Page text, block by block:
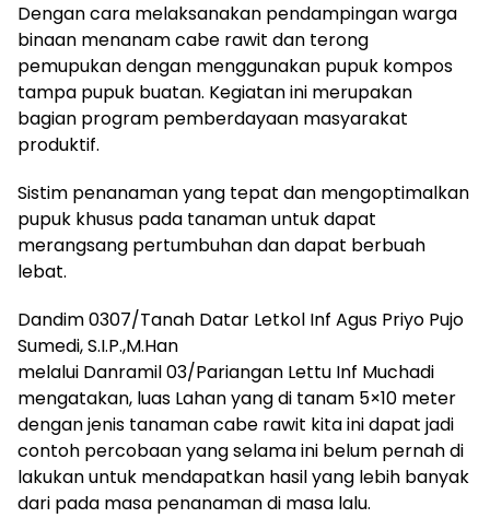
Dengan cara melaksanakan pendampingan warga
binaan menanam cabe rawit dan terong
pemupukan dengan menggunakan pupuk kompos
tampa pupuk buatan. Kegiatan ini merupakan
bagian program pemberdayaan masyarakat
produktif.
Sistim penanaman yang tepat dan mengoptimalkan
pupuk khusus pada tanaman untuk dapat
merangsang pertumbuhan dan dapat berbuah
lebat.
Dandim 0307/Tanah Datar Letkol Inf Agus Priyo Pujo
Sumedi, S.I.P.,M.Han
melalui Danramil 03/Pariangan Lettu Inf Muchadi
mengatakan, luas Lahan yang di tanam 5×10 meter
dengan jenis tanaman cabe rawit kita ini dapat jadi
contoh percobaan yang selama ini belum pernah di
lakukan untuk mendapatkan hasil yang lebih banyak
dari pada masa penanaman di masa lalu.